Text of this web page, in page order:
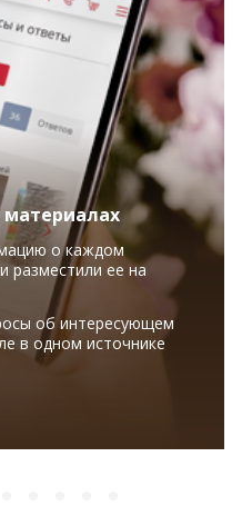
о каждом
разместили ее на
об интересующем
в одном источнике